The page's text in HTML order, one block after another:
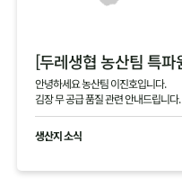
안녕하세요 농산팀 이진호입니다.
김장 무 공급 품질 관련 안내드립니다.
생산지 소식